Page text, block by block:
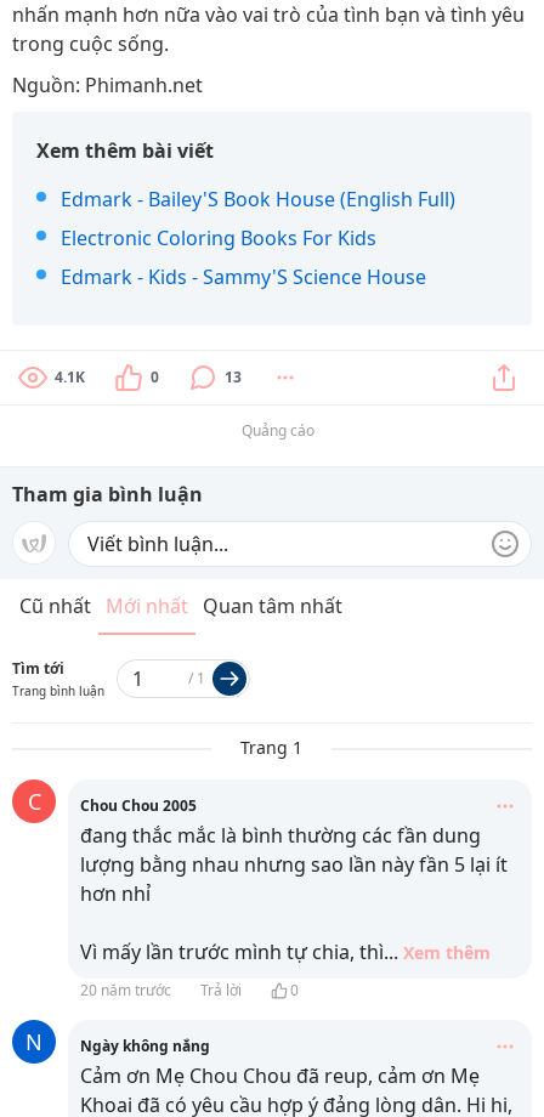
nhấn mạnh hơn nữa vào vai trò của tình bạn và tình yêu
trong cuộc sống.
Nguồn: Phimanh.net
Xem thêm bài viết
Edmark - Bailey'S Book House (English Full)
Electronic Coloring Books For Kids
Edmark - Kids - Sammy'S Science House
4.1K 0 13
Quảng cáo
Tham gia bình luận
Cũ nhất Mới nhất Quan tâm nhất
Tìm tới
Trang bình luận
/ 1
Trang 1
C Chou Chou 2005
đang thắc mắc là bình thường các fần dung
lượng bằng nhau nhưng sao lần này fần 5 lại ít
hơn nhỉ
Vì mấy lần trước mình tự chia, thì... Xem thêm
20 năm trước Trả lời 0
N Ngày không nắng
Cảm ơn Mẹ Chou Chou đã reup, cảm ơn Mẹ
Khoai đã có yêu cầu hợp ý đảng lòng dân. Hi hi,